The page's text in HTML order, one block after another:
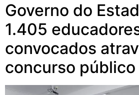
Governo do
1.405
convocados
concurso público